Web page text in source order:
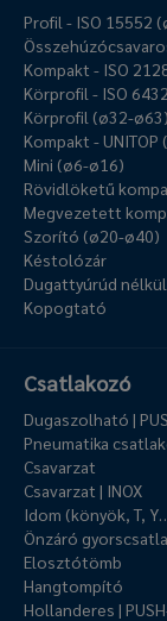
Profil - ISO 15552
Kompakt - ISO
Körprofil - ISO
Körprofil (ø32-ø63)
Kompakt -
Mini (ø6-ø16)
Rövidlöketű
Megvezetett
Szorító (ø20-ø40)
Késtolózár
Dugattyúrúd
Kopogtató
Csatlakozó
Dugaszolható |
Pneumatika
Csavarzat
Csavarzat | INOX
Idom (könyök, T,
Önzáró
Elosztótömb
Hangtompító
Hollanderes |